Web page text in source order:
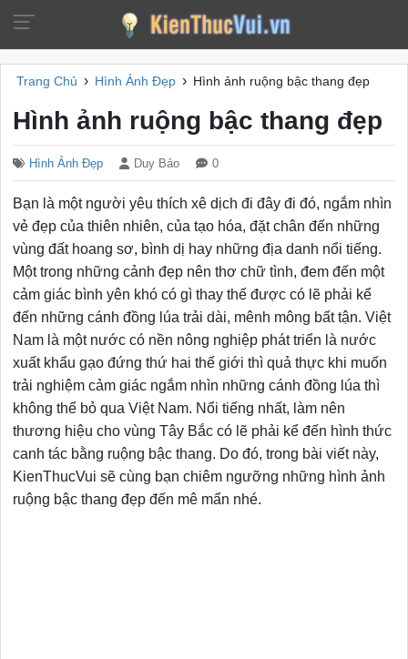
Trang Chủ › Hình Ảnh Đẹp › Hình ảnh ruộng bậc thang đẹp
Hình ảnh ruộng bậc thang đẹp
Hình Ảnh Đẹp Duy Bảo 0
Bạn là một người yêu thích xê dịch đi đây đi đó, ngắm nhìn
vẻ đẹp của thiên nhiên, của tạo hóa, đặt chân đến những
vùng đất hoang sơ, bình dị hay những địa danh nổi tiếng.
Một trong những cảnh đẹp nên thơ chữ tình, đem đến một
cảm giác bình yên khó có gì thay thế được có lẽ phải kể
đến những cánh đồng lúa trải dài, mênh mông bất tận. Việt
Nam là một nước có nền nông nghiệp phát triển là nước
xuất khẩu gạo đứng thứ hai thế giới thì quả thực khi muốn
trải nghiệm cảm giác ngắm nhìn những cánh đồng lúa thì
không thể bỏ qua Việt Nam. Nổi tiếng nhất, làm nên
thương hiệu cho vùng Tây Bắc có lẽ phải kể đến hình thức
canh tác bằng ruộng bậc thang. Do đó, trong bài viết này,
KienThucVui sẽ cùng bạn chiêm ngưỡng những hình ảnh
ruộng bậc thang đẹp đến mê mẩn nhé.